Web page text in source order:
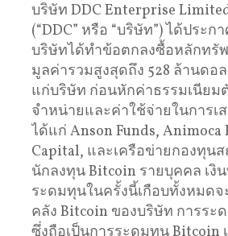
บริษัท DDC Enterprise
(“DDC” หรือ “บริษัท”) ได้ประก
บริษัทได้ทำข้อตกลงซื้อหลักทรั
มูลค่ารวมสูงสุดถึง 528 ล้านดอ
แก่บริษัท ก่อนหักค่าธรรมเนียม
จำหน่ายและค่าใช้จ่ายในการเ
ได้แก่ Anson Funds, Animoca
Capital, และเครือข่ายกองทุน
นักลงทุน Bitcoin รายบุคคล เงิ
ระดมทุนในครั้งนี้เกือบทั้งหมดจ
คลัง Bitcoin ของบริษัท การร